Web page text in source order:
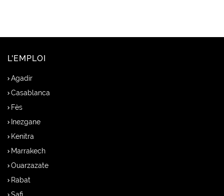
L'EMPLOI
Agadir
Casablanca
Fès
Inezgane
Kenitra
Marrakech
Ouarzazate
Rabat